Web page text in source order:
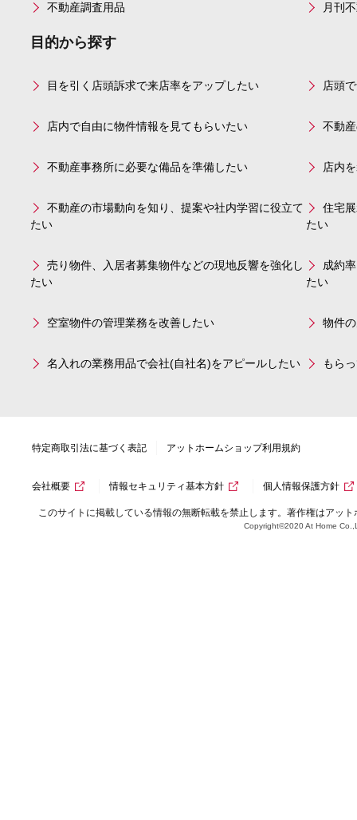
不動産調査用品 月刊
目的から探す
目を引く店頭訴求で来店率をアップしたい 店頭
店内で自由に物件情報を見てもらいたい 不動
不動産事務所に必要な備品を準備したい 店内
不動産の市場動向を知り、提案や社内学習に役立て
たい
住宅
たい
売り物件、入居者募集物件などの現地反響を強化し
たい
成約
たい
空室物件の管理業務を改善したい 物件
名入れの業務用品で会社(自社名)をアピールしたい もら
特定商取引法に基づく表記 アットホームショップ利用規約
会社概要 情報セキュリティ基本方針 個人情報保護方針
このサイトに掲載している情報の無断転載を禁止します。著作権はアッ
Copyright©2020 At Home